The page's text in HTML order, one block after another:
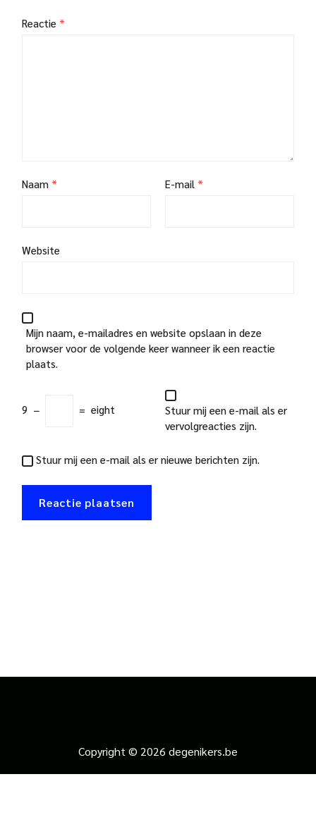
Reactie *
Naam * E-mail *
Website
Mijn naam, e-mailadres en website opslaan in deze
browser voor de volgende keer wanneer ik een reactie
plaats.
9 − = eight
Stuur mij een e-mail als er
vervolgreacties zijn.
Stuur mij een e-mail als er nieuwe berichten zijn.
Copyright © 2026 degenikers.be